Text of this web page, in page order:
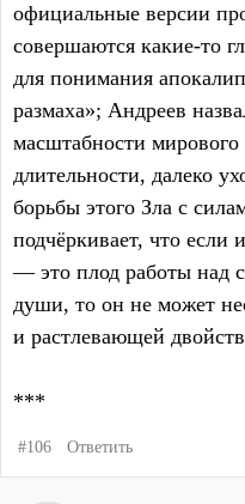
официальные версии
совершаются какие-то
для понимания
размаха»; Андреев
масштабности мирового
длительности, далеко
борьбы этого Зла с
подчёркивает, что если
— это плод работы над
души, то он не может
и растлевающей
***
#106 Ответить